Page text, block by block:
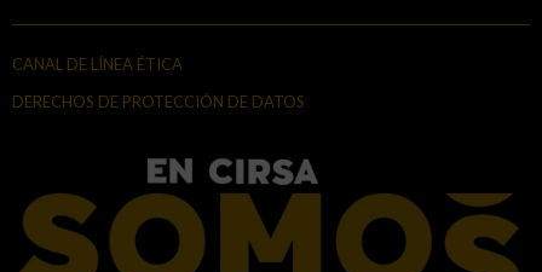
CANAL DE LÍNEA ÉTICA
DERECHOS DE PROTECCIÓN DE DATOS